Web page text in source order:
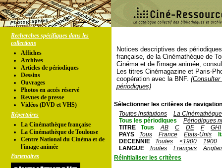
Recherches spécifiques dans les
collections
Affiches
Archives
Articles de périodiques
Dessins
Ouvrages
Photos en accés réservé
Revues de presse
Vidéos (DVD et VHS)
Répertoires
La Cinémathèque française
La Cinémathèque de Toulouse
Centre National du Cinéma et de
l'image animée
Partenaires
Notices descriptives des
française, de la Cinémathèque de
Cinéma et de l'image animée,
Les titres Cinémagazine et Paris-
coopération avec la BNF.
périodiques)
Sélectionner les critères de
Toutes institutions
La
Tous les périodiques
Périodiques
TITRE
Tous AB C DE F
GHI
PAYS
Tous France Etats-Unis
DECENNIE
Toutes <1900
1900
LANGUE
Toutes Français
Réinitialiser les critères